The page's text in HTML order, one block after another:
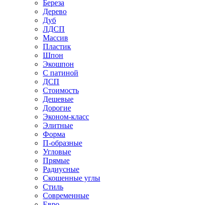
Береза
Дерево
Дуб
ЛДСП
Массив
Пластик
Шпон
Экошпон
С патиной
ДСП
Стоимость
Дешевые
Дорогие
Эконом-класс
Элитные
Форма
П-образные
Угловые
Прямые
Радиусные
Скошенные углы
Стиль
Современные